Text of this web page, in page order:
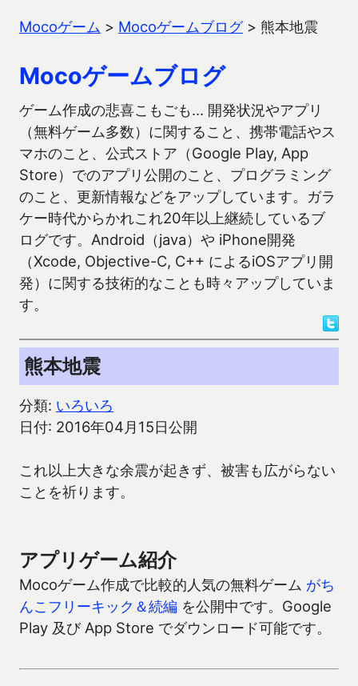
Mocoゲーム > Mocoゲームブログ> 熊本地震
Mocoゲームブログ
ゲーム作成の悲喜こもごも… 開発状況やアプリ
（無料ゲーム多数）に関すること、携帯電話やス
マホのこと、公式ストア（Google Play, App
Store）でのアプリ公開のこと、プログラミング
のこと、更新情報などをアップしています。ガラ
ケー時代からかれこれ20年以上継続しているブ
ログです。Android（java）や iPhone開発
（Xcode, Objective-C, C++ によるiOSアプリ開
発）に関する技術的なことも時々アップしていま
す。
熊本地震
分類: いろいろ
日付: 2016年04月15日公開
これ以上大きな余震が起きず、被害も広がらない
ことを祈ります。
アプリゲーム紹介
Mocoゲーム作成で比較的人気の無料ゲーム がち
んこフリーキック＆続編 を公開中です。Google
Play 及び App Store でダウンロード可能です。